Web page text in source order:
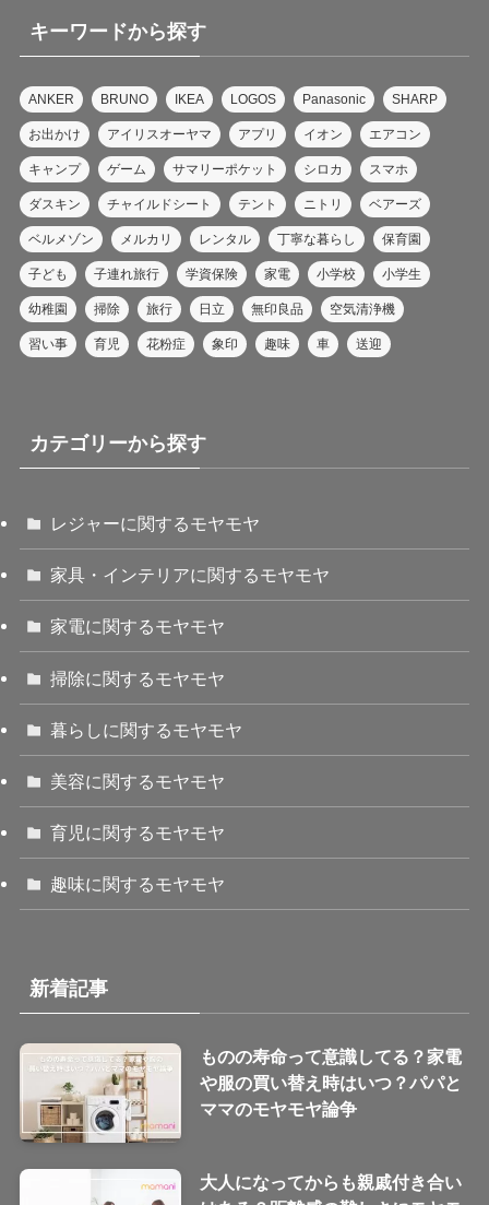
キーワードから探す
ANKER BRUNO IKEA LOGOS Panasonic SHARP
お出かけ アイリスオーヤマ アプリ イオン エアコン
キャンプ ゲーム サマリーポケット シロカ スマホ
ダスキン チャイルドシート テント ニトリ ベアーズ
ベルメゾン メルカリ レンタル 丁寧な暮らし 保育園
子ども 子連れ旅行 学資保険 家電 小学校 小学生
幼稚園 掃除 旅行 日立 無印良品 空気清浄機
習い事 育児 花粉症 象印 趣味 車 送迎
カテゴリーから探す
レジャーに関するモヤモヤ
家具・インテリアに関するモヤモヤ
家電に関するモヤモヤ
掃除に関するモヤモヤ
暮らしに関するモヤモヤ
美容に関するモヤモヤ
育児に関するモヤモヤ
趣味に関するモヤモヤ
新着記事
ものの寿命って意識してる？家電
や服の買い替え時はいつ？パパと
ママのモヤモヤ論争
大人になってからも親戚付き合い